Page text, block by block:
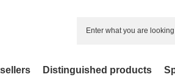
Distinguished products